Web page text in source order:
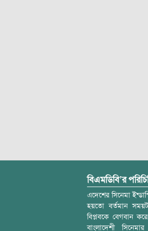
বিএমডিবি’র
এদেশের সিনেমা
হয়তো বর্তমান
বিপ্লবকে বেগবান
বাংলাদেশী